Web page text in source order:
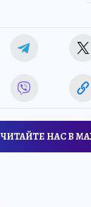
ЧИТАЙТЕ НАС В